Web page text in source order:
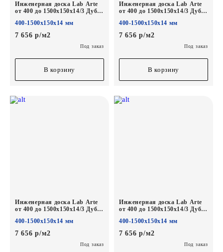
Инженерная доска Lab Arte
от 400 до 1500х150х14/3 Дуб
400-1500х150х14 мм
7 656 р/м2
Под заказ
В корзину
Инженерная доска Lab Arte
от 400 до 1500х150х14/3 Дуб
400-1500х150х14 мм
7 656 р/м2
Под заказ
В корзину
Инженерная доска Lab Arte
от 400 до 1500х150х14/3 Дуб
400-1500х150х14 мм
7 656 р/м2
Под заказ
Инженерная доска Lab Arte
от 400 до 1500х150х14/3 Дуб
400-1500х150х14 мм
7 656 р/м2
Под заказ